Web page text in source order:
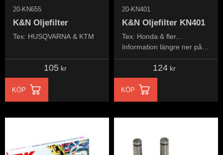
K&N Oljefilter
Tex: HUSQVARNA & KTM
20-KN655
105 kr
KÖP
K&N Oljefilter KN401
Tex: Honda & fler...
Information längre ner på
sidan...Information further
down the page...
20-KN401
124 kr
KÖP